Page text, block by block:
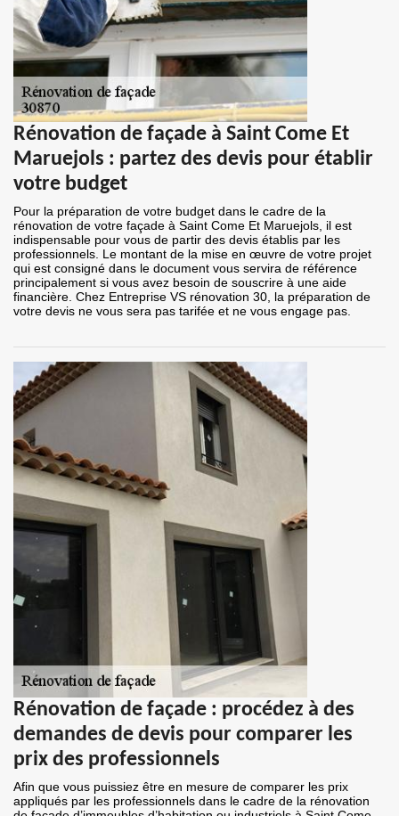
Rénovation de façade à Saint Come Et
Maruejols : partez des devis pour établir
votre budget
Pour la préparation de votre budget dans le cadre de la
rénovation de votre façade à Saint Come Et Maruejols, il est
indispensable pour vous de partir des devis établis par les
professionnels. Le montant de la mise en œuvre de votre projet
qui est consigné dans le document vous servira de référence
principalement si vous avez besoin de souscrire à une aide
financière. Chez Entreprise VS rénovation 30, la préparation de
votre devis ne vous sera pas tarifée et ne vous engage pas.
Rénovation de façade : procédez à des
demandes de devis pour comparer les
prix des professionnels
Afin que vous puissiez être en mesure de comparer les prix
appliqués par les professionnels dans le cadre de la rénovation